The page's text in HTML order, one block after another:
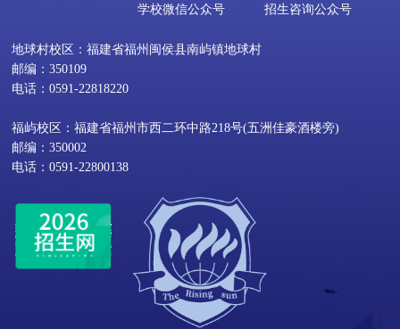
学校微信公众号 招生咨询公众号
地球村校区：福建省福州闽侯县南屿镇地球村
邮编：350109
电话：0591-22818220
福屿校区：福建省福州市西二环中路218号(五洲佳豪酒楼旁)
邮编：350002
电话：0591-22800138